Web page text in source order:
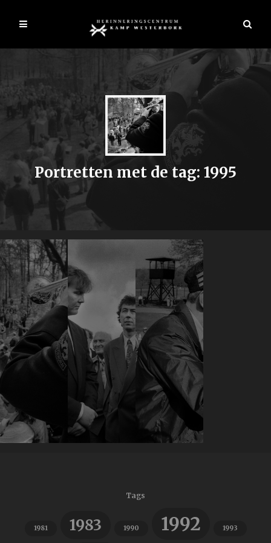
Portretten met de tag: 1995
Tags
1981 1983 1990 1992 1993